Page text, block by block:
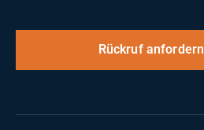
Rückruf anfordern